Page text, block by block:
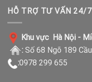
HỖ TRỢ TƯ VẤN 24/7
Khu vực Hà Nội -
: Số 68 Ngõ 189
:0978 299 655